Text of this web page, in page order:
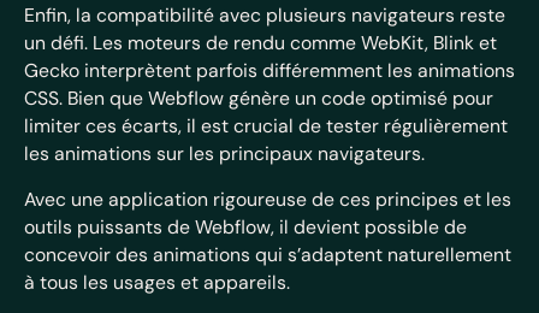
Enfin, la compatibilité avec plusieurs navigateurs reste
un défi. Les moteurs de rendu comme WebKit, Blink et
Gecko interprètent parfois différemment les animations
CSS. Bien que Webflow génère un code optimisé pour
limiter ces écarts, il est crucial de tester régulièrement
les animations sur les principaux navigateurs.
Avec une application rigoureuse de ces principes et les
outils puissants de Webflow, il devient possible de
concevoir des animations qui s’adaptent naturellement
à tous les usages et appareils.